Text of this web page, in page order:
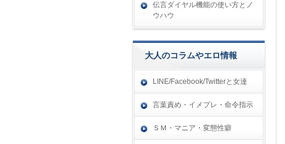
伝言ダイヤル機能の使い方とノ
ウハウ
大人のコラムやエロ情報
LINE/Facebook/Twitterと女達
言葉責め・イメプレ・命令指示
ＳＭ・マニア・変態性癖